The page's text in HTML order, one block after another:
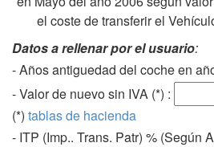
el coste de transferir el
Datos a rellenar por el usuario:
- Años antiguedad del coche en
- Valor de nuevo sin IVA (*) :
(*) tablas de hacienda
- ITP (Imp.. Trans. Patr) % (Según